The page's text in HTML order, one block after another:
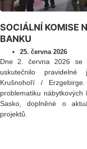
SOCIÁLNÍ KOMISE
BANKU
25. června 2026
Dne 2. června 2026 se
uskutečnilo pravidelné
Krušnohoří /
problematiku
Sasko, doplněné o
projektů.